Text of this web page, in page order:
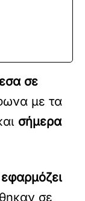
σε
με τα
σήμερα
σε